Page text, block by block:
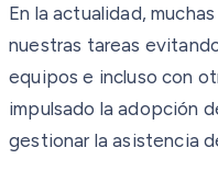
En la actualidad,
nuestras tareas
equipos e incluso con
impulsado la adopción
gestionar la asistencia